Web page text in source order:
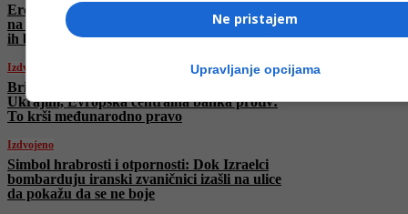
Erdogan osudio izraelske nehumane napade
na Gazu: Ljudi čekaju na komad hljeba dok
ih brutalno napadaju
Izdvojeno
Brisel planira rusku zamrznutu imovinu dati
Ukrajini, Evropska centralna banka protiv:
To krši međunarodno pravo
Izdvojeno
Simbol hrabrosti i otpornosti: Dok Izraelci
bombarduju iranski zvaničnici izašli na ulice
da pokažu da se ne boje
Ne pristajem
Upravljanje opcijama